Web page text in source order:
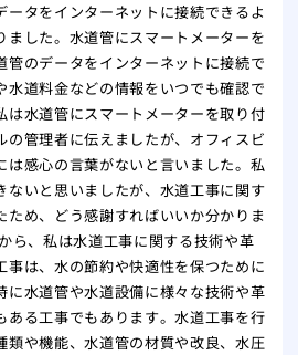
ータをインターネットに接続できるよ
ました。水道管にスマートメーターを
管のデータをインターネットに接続で
水道料金などの情報をいつでも確認で
は水道管にスマートメーターを取り付
の管理者に伝えましたが、オフィスビ
は感心の言葉がないと言いました。私
ないと思いましたが、水道工事に関す
ため、どう感謝すればいいか分かりま
ら、私は水道工事に関する技術や革
事は、水の節約や快適性を保つために
に水道管や水道設備に様々な技術や革
ある工事でもあります。水道工事を行
類や機能、水道管の材質や改良、水圧